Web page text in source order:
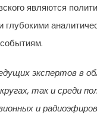
являются
глубокими
экспертов в
так и среди
и